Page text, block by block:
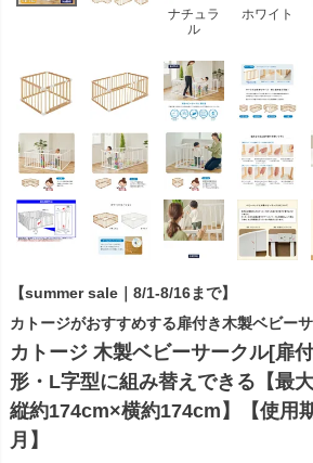
ナチュラ
ル
ホワイト
【summer sale｜8/1-8/16まで】
カトージがおすすめする扉付き木製ベビー
カトージ 木製ベビーサークル[扉
形・L字型に組み替えできる【最
縦約174cm×横約174cm】【使用
月】